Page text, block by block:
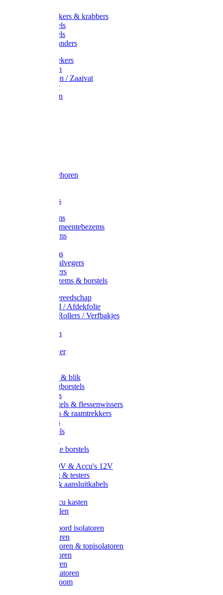
Onkruidstekers & krabbers
Hartschoffels
Ruitschoffels
Onkruidbranders
Graskantstekers
Verticuteren
Strooiwagen / Zaaivat
Grasmaaier
Grasscharen
Slede toebehoren
Composters
Straatbezems
Stads- / Gemeentebezems
Terrasbezems
Gootbezems
Kamer-/Zaalvegers
Vloertrekkers
Onkruidbezems & borstels
Schildersgereedschap
Afplakband / Afdekfolie
Kwasten / Rollers / Verfbakjes
Afdekfoliën
Schuurpapier
Handveger & blik
Voetenveegborstels
Handvegers
Afwasborstels & flessenwissers
Wasborstels & raamtrekkers
Tonborstels
Werkborstels
Hygienische borstels
Batterijen 9V & Accu's 12V
Beveiliging & testers
Kabelsets & aansluitkabels
Metalen accu kasten
Zonnepanelen
Draad & koord isolatoren
Ringisolatoren
Extra isolatoren & topisolatoren
Hoekisolatoren
Lintisolatoren
Afstandisolatoren
Isolatorenboom